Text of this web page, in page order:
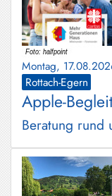
Montag,
Rottach-Egern
Apple-
Beratung rund